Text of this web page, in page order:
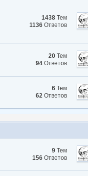
1438 Тем
1136 Ответов
20 Тем
94 Ответов
6 Тем
62 Ответов
9 Тем
156 Ответов